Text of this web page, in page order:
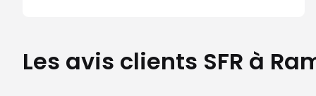
Les avis clients SFR à